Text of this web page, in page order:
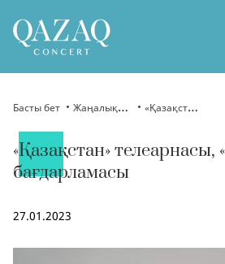
Басты бет Жаңалықтар «Қазақстан» телеарнасы, «Өмір көркем» бағдарламасы
«Қазақстан» телеарнасы,
бағдарламасы
27.01.2023